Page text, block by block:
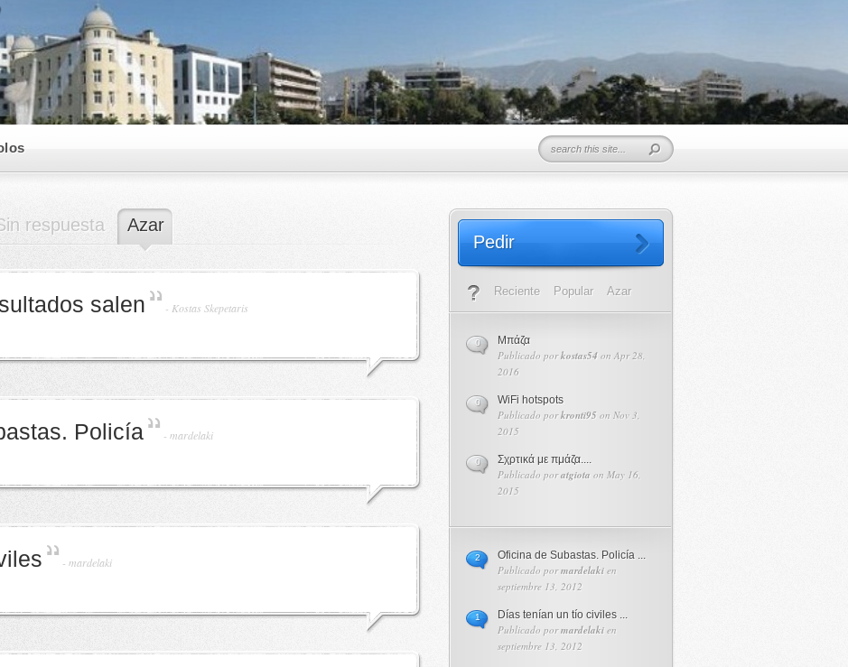
respuesta Azar
salen - Kostas Skepetaris
Policía - mardelaki
- mardelaki
Pedir
Reciente Popular Azar
Μπάζα
Publicado porkostas54 on Apr 28,
2016
0
WiFi hotspots
Publicado porkronti95 on Nov 3,
2015
0
Σχρτικά με πμάζα....
Publicado poratgiota on May 16,
2015
0
Oficina de Subastas. Policía ...
Publicado pormardelaki en
septiembre 13, 2012
2
Días tenían un tío civiles ...
Publicado pormardelaki en
septiembre 13, 2012
1